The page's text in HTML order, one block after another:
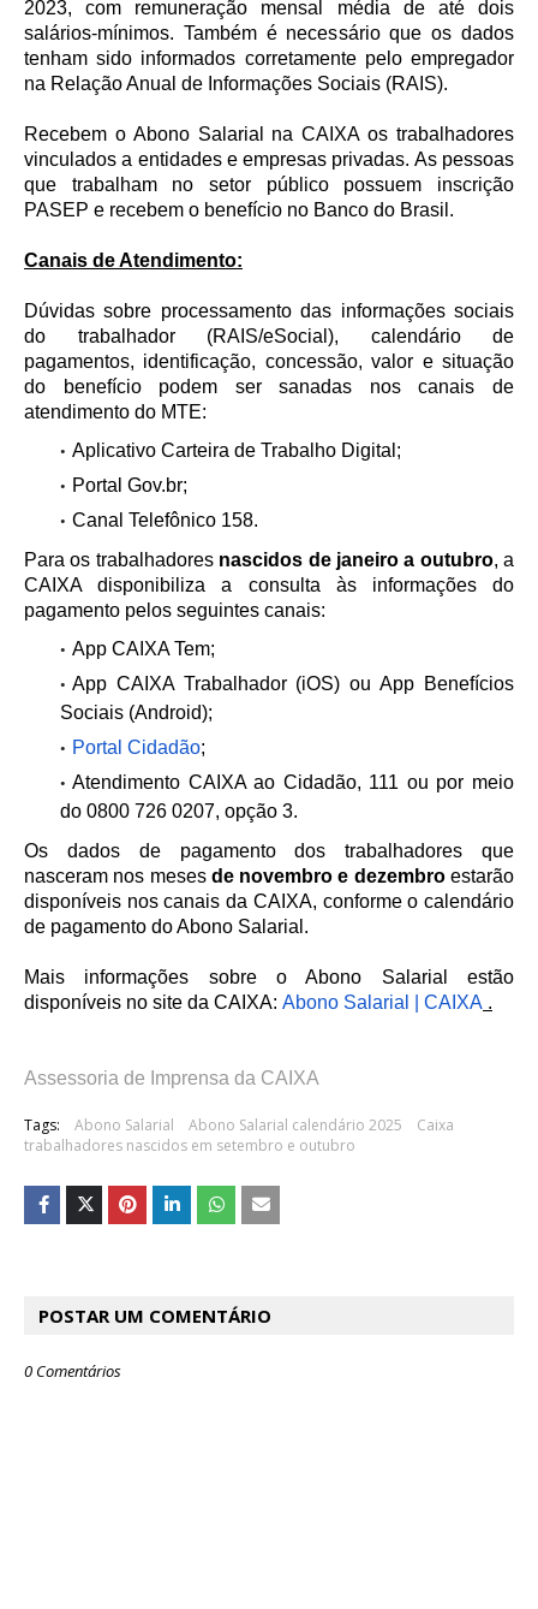
2023, com remuneração mensal média de até dois
salários-mínimos. Também é necessário que os dados
tenham sido informados corretamente pelo empregador
na Relação Anual de Informações Sociais (RAIS).
Recebem o Abono Salarial na CAIXA os trabalhadores
vinculados a entidades e empresas privadas. As pessoas
que trabalham no setor público possuem inscrição
PASEP e recebem o benefício no Banco do Brasil.
Canais de Atendimento:
Dúvidas sobre processamento das informações sociais
do trabalhador (RAIS/eSocial), calendário de
pagamentos, identificação, concessão, valor e situação
do benefício podem ser sanadas nos canais de
atendimento do MTE:
Aplicativo Carteira de Trabalho Digital;
Portal Gov.br;
Canal Telefônico 158.
Para os trabalhadores nascidos de janeiro a outubro, a
CAIXA disponibiliza a consulta às informações do
pagamento pelos seguintes canais:
App CAIXA Tem;
App CAIXA Trabalhador (iOS) ou App Benefícios
Sociais (Android);
Portal Cidadão;
Atendimento CAIXA ao Cidadão, 111 ou por meio
do 0800 726 0207, opção 3.
Os dados de pagamento dos trabalhadores que
nasceram nos meses denovembro e dezembroestarão
disponíveis nos canais da CAIXA, conforme o calendário
de pagamento do Abono Salarial.
Mais informações sobre o Abono Salarial estão
disponíveis no site da CAIXA: Abono Salarial | CAIXA .
Assessoria de Imprensa da CAIXA
Tags: Abono Salarial Abono Salarial calendário 2025
Caixa
trabalhadores nascidos em setembro e outubro
POSTAR UM COMENTÁRIO
0 Comentários